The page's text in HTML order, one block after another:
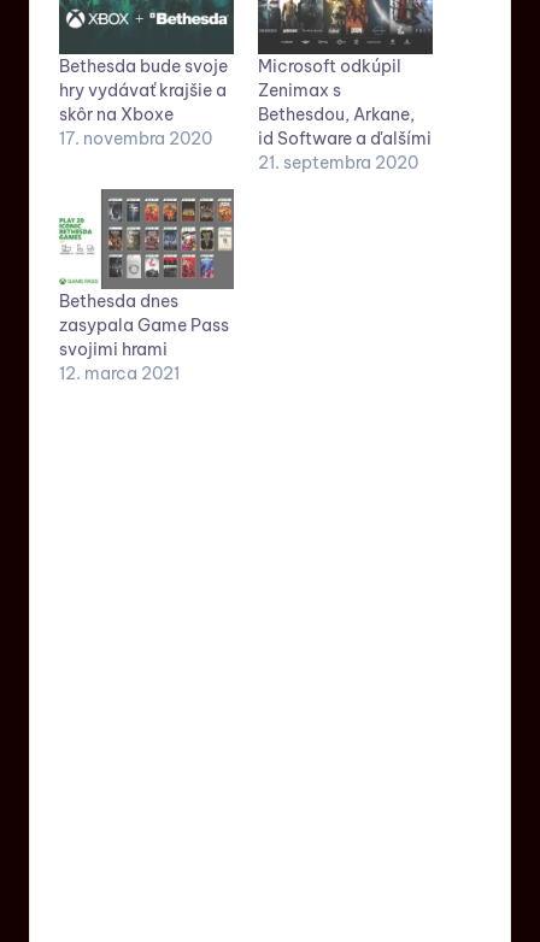
Bethesda bude svoje
hry vydávať krajšie a
skôr na Xboxe
17. novembra 2020
Microsoft odkúpil
Zenimax s
Bethesdou, Arkane,
id Software a ďalšími
21. septembra 2020
Bethesda dnes
zasypala Game Pass
svojimi hrami
12. marca 2021